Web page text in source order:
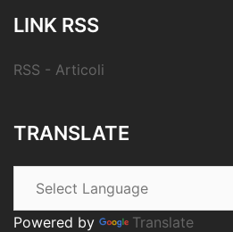
LINK RSS
RSS - Articoli
TRANSLATE
Powered by Translate